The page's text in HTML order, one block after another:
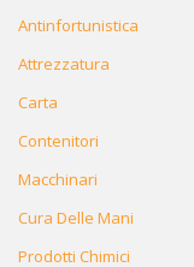
Antinfortunistica
Attrezzatura
Carta
Contenitori
Macchinari
Cura Delle Mani
Prodotti Chimici